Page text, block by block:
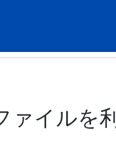
ァイルを利